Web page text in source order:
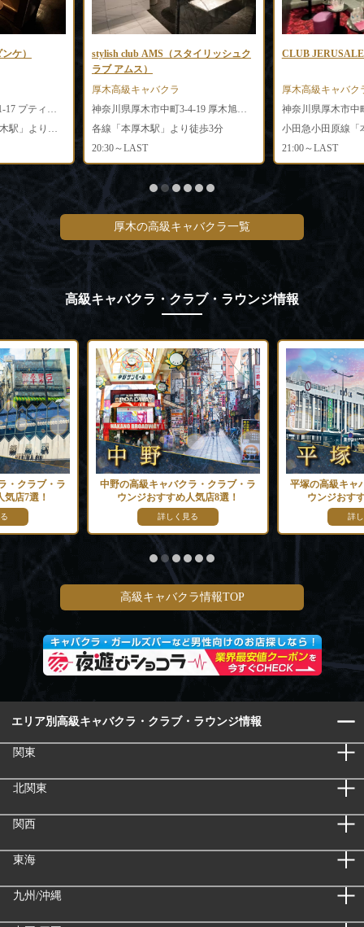
ケ）
stylish club AMS（スタイリッシュク
ラブ アムス）
厚木高級キャバクラ
神奈川県厚木市中町3-4-19 厚木旭興産ビル3F
各線「本厚木駅」より徒歩3分
20:30～LAST
CLUB
厚木高級キャバク
21:00～LAST
厚木の高級キャバクラ一覧
高級キャバクラ・クラブ・ラウンジ情報
・クラブ・ラ
店7選！
中野の高級キャバクラ・クラブ・ラ
ウンジおすすめ人気店8選！
詳しく見る
平塚の高級キャ
ウンジおす
詳
高級キャバクラ情報TOP
エリア別高級キャバクラ・クラブ・ラウンジ情報
関東
北関東
関西
東海
九州/沖縄